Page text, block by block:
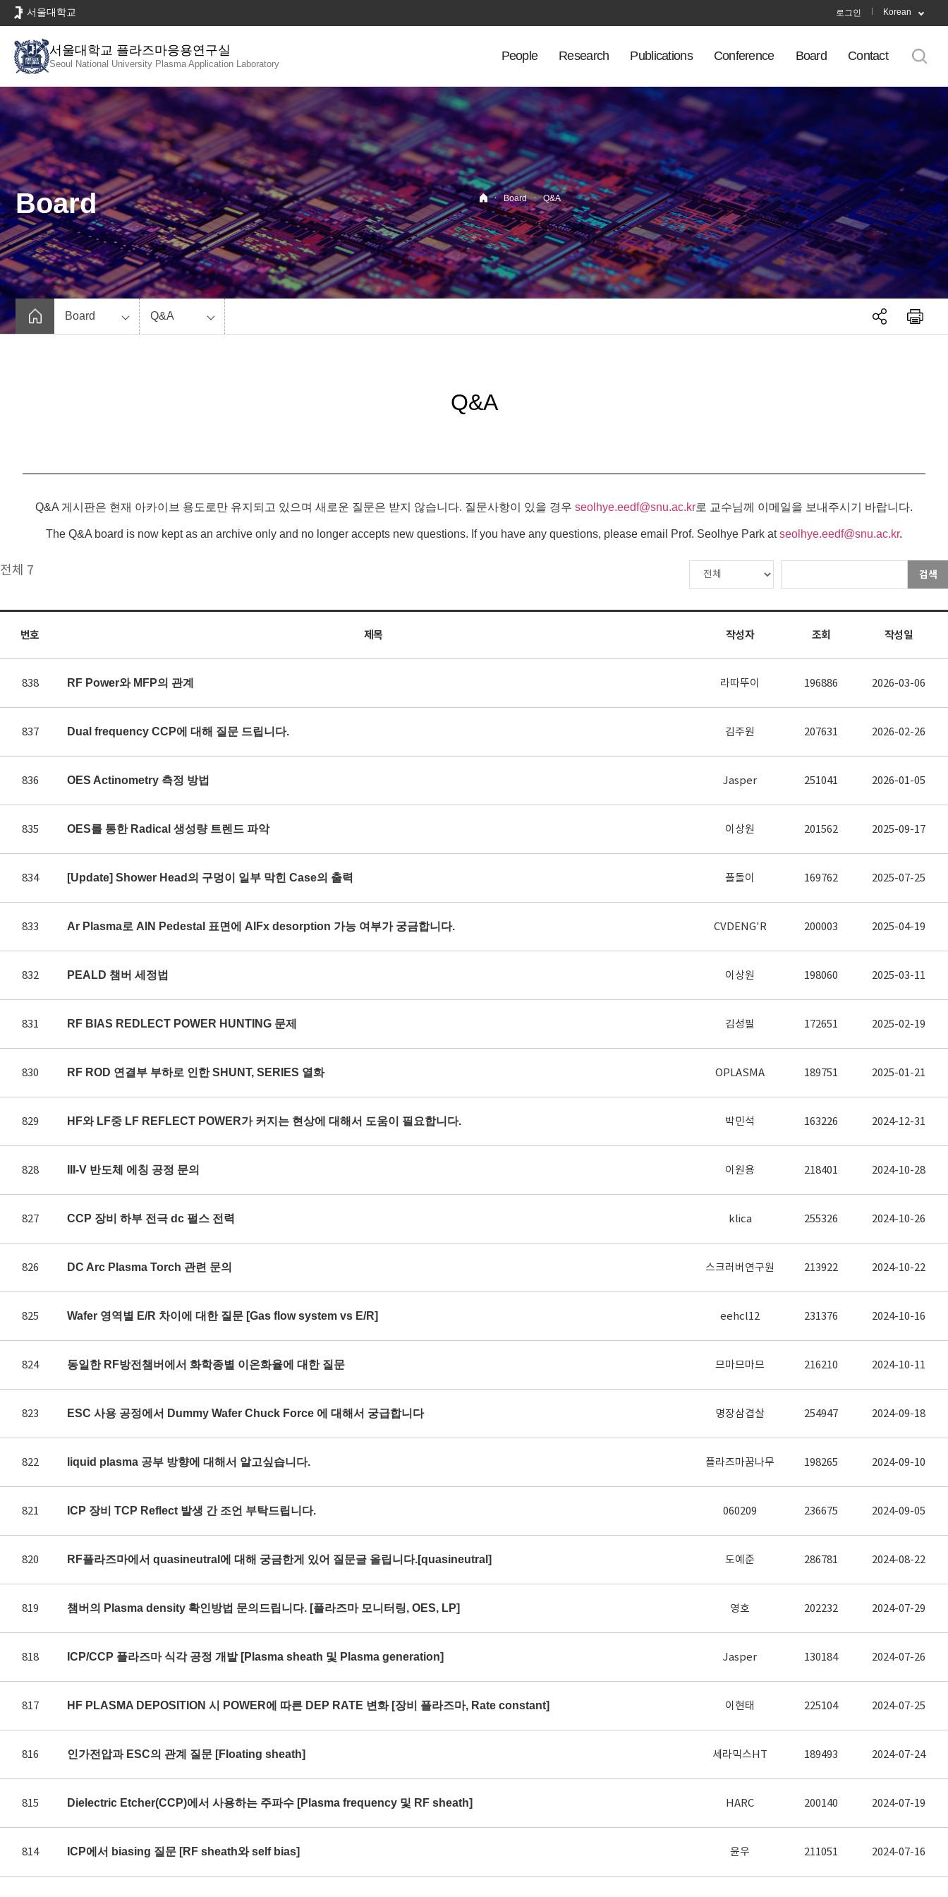
로
뉴
서울대학교 로그인 Korean
서울대학교 플라즈마응용연구실
Seoul National University Plasma Application Laboratory
People Research Publications Conference Board Contact
Board · Board · Q&A
Board Q&A
Q&A
Q&A 게시판은 현재 아카이브 용도로만 유지되고 있으며 새로운 질문은 받지 않습니다. 질문사항이 있을 경우 seolhye.eedf@snu.ac.kr로 교수님께 이메일을 보내주시기 바랍니다.
The Q&A board is now kept as an archive only and no longer accepts new questions. If you have any questions, please email Prof. Seolhye Park atseolhye.eedf@snu.ac.kr.
전체 7 검색
번호 제목 작성자 조회 작성일
838 RF Power와 MFP의 관계 라따뚜이 196886 2026-03-06
837 Dual frequency CCP에 대해 질문 드립니다. 김주원 207631 2026-02-26
836 OES Actinometry 측정 방법 Jasper 251041 2026-01-05
835 OES를 통한 Radical 생성량 트렌드 파악 이상원 201562 2025-09-17
834 [Update] Shower Head의 구멍이 일부 막힌 Case의 출력 플돌이 169762 2025-07-25
833 Ar Plasma로 AlN Pedestal 표면에 AlFx desorption 가능 여부가 궁금합니다. CVDENG'R 200003 2025-04-19
832 PEALD 챔버 세정법 이상원 198060 2025-03-11
831 RF BIAS REDLECT POWER HUNTING 문제 김성필 172651 2025-02-19
830 RF ROD 연결부 부하로 인한 SHUNT, SERIES 열화 OPLASMA 189751 2025-01-21
829 HF와 LF중 LF REFLECT POWER가 커지는 현상에 대해서 도움이 필요합니다. 박민석 163226 2024-12-31
828 III-V 반도체 에칭 공정 문의 이원용 218401 2024-10-28
827 CCP 장비 하부 전극 dc 펄스 전력 klica 255326 2024-10-26
826 DC Arc Plasma Torch 관련 문의 스크러버연구원 213922 2024-10-22
825 Wafer 영역별 E/R 차이에 대한 질문 [Gas flow system vs E/R] eehcl12 231376 2024-10-16
824 동일한 RF방전챔버에서 화학종별 이온화율에 대한 질문 므마므마므 216210 2024-10-11
823 ESC 사용 공정에서 Dummy Wafer Chuck Force 에 대해서 궁급합니다 명장삼겹살 254947 2024-09-18
822 liquid plasma 공부 방향에 대해서 알고싶습니다. 플라즈마꿈나무 198265 2024-09-10
821 ICP 장비 TCP Reflect 발생 간 조언 부탁드립니다. 060209 236675 2024-09-05
820 RF플라즈마에서 quasineutral에 대해 궁금한게 있어 질문글 올립니다.[quasineutral] 도예준 286781 2024-08-22
819 챔버의 Plasma density 확인방법 문의드립니다. [플라즈마 모니터링, OES, LP] 영호 202232 2024-07-29
818 ICP/CCP 플라즈마 식각 공정 개발 [Plasma sheath 및 Plasma generation] Jasper 130184 2024-07-26
817 HF PLASMA DEPOSITION 시 POWER에 따른 DEP RATE 변화 [장비 플라즈마, Rate constant] 이현태 225104 2024-07-25
816 인가전압과 ESC의 관계 질문 [Floating sheath] 세라믹스HT 189493 2024-07-24
815 Dielectric Etcher(CCP)에서 사용하는 주파수 [Plasma frequency 및 RF sheath] HARC 200140 2024-07-19
814 ICP에서 biasing 질문 [RF sheath와 self bias] 윤우 211051 2024-07-16